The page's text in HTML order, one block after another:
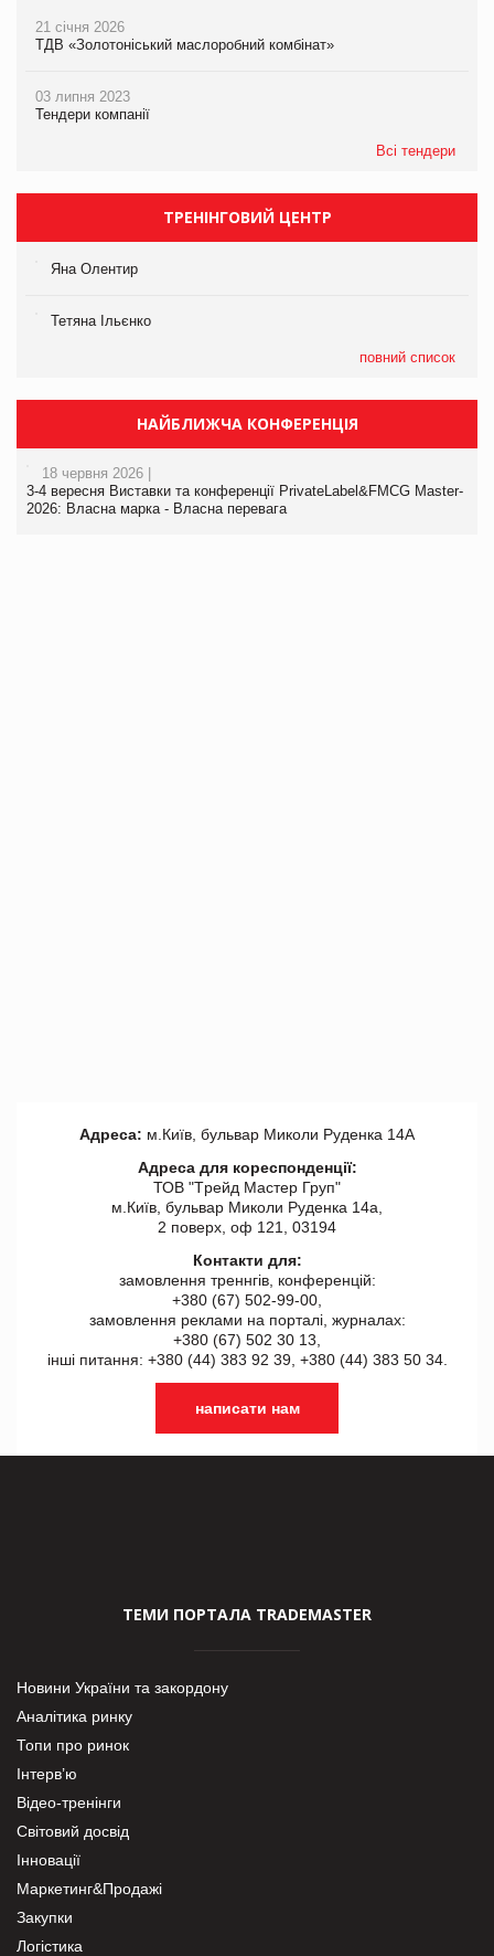
21 січня 2026
ТДВ «Золотоніський маслоробний комбінат»
03 липня 2023
Тендери компанії
Всі тендери
ТРЕНІНГОВИЙ ЦЕНТР
Яна Олентир
Тетяна Ільєнко
повний список
НАЙБЛИЖЧА КОНФЕРЕНЦІЯ
18 червня 2026 |
3-4 вересня Виставки та конференції PrivateLabel&FMCG Master-
2026: Власна марка - Власна перевага
Адреса: м.Київ, бульвар Миколи Руденка 14А
Адреса для кореспонденції:
ТОВ "Tрейд Мастер Груп"
м.Київ, бульвар Миколи Руденка 14а,
2 поверх, оф 121, 03194
Контакти для:
замовлення треннгів, конференцій:
+380 (67) 502-99-00,
замовлення реклами на порталі, журналах:
+380 (67) 502 30 13,
інші питання: +380 (44) 383 92 39, +380 (44) 383 50 34.
написати нам
ТЕМИ ПОРТАЛА TRADEMASTER
Новини України та закордону
Аналітика ринку
Топи про ринок
Інтерв’ю
Відео-тренінги
Світовий досвід
Інновації
Маркетинг&Продажі
Закупки
Логістика